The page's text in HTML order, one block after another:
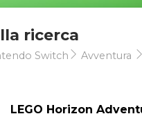
ricerca
Switch Avventura
LEGO Horizon